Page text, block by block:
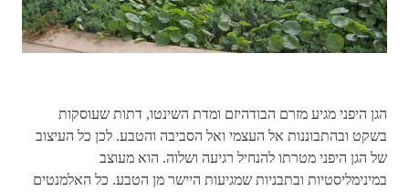
הגן היפני מגיע מזרם הבודהיזם ומדת השינטו, דתות שעוסקות
בשקט ובהתבוננות אל העצמי ואל הסביבה והטבע. לכן כל העיצוב
של הגן היפני מטרתו להנחיל רגיעה ושלוה. הוא מעוצב
במינימליסטיות ובתבניות שמגיעות היישר מן הטבע. כל האלמנטים